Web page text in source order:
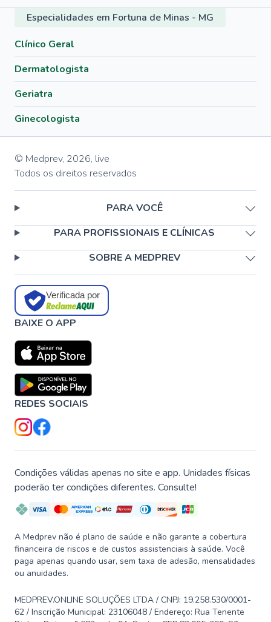
Especialidades em Fortuna de Minas - MG
Clínico Geral
Dermatologista
Geriatra
Ginecologista
© Medprev, 2026, live
Todos os direitos reservados
PARA VOCÊ
PARA PROFISSIONAIS E CLÍNICAS
SOBRE A MEDPREV
Verificada por
BAIXE O APP
REDES SOCIAIS
Condições válidas apenas no site e app. Unidades físicas
poderão ter condições diferentes. Consulte!
A Medprev não é plano de saúde e não garante a cobertura
financeira de riscos e de custos assistenciais à saúde. Você
paga apenas quando usar, sem taxa de adesão, mensalidades
ou anuidades.
MEDPREV.ONLINE SOLUÇÕES LTDA / CNPJ: 19.258.530/0001-
62 / Inscrição Municipal: 23106048 / Endereço: Rua Tenente